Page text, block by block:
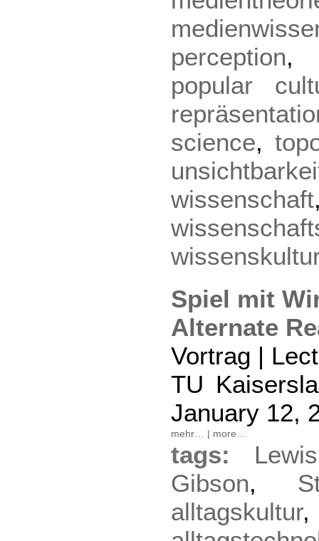
perception
popular
science,
wissenschaft
Spiel mit
Alternate
Vortrag |
TU
January 12,
mehr… | more…
tags:
Gibson,
alltagskultur,